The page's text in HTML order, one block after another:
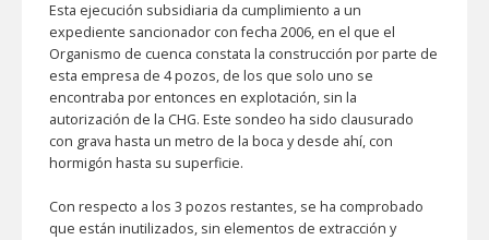
Esta ejecución subsidiaria da cumplimiento a un
expediente sancionador con fecha 2006, en el que el
Organismo de cuenca constata la construcción por parte de
esta empresa de 4 pozos, de los que solo uno se
encontraba por entonces en explotación, sin la
autorización de la CHG. Este sondeo ha sido clausurado
con grava hasta un metro de la boca y desde ahí, con
hormigón hasta su superficie.
Con respecto a los 3 pozos restantes, se ha comprobado
que están inutilizados, sin elementos de extracción y